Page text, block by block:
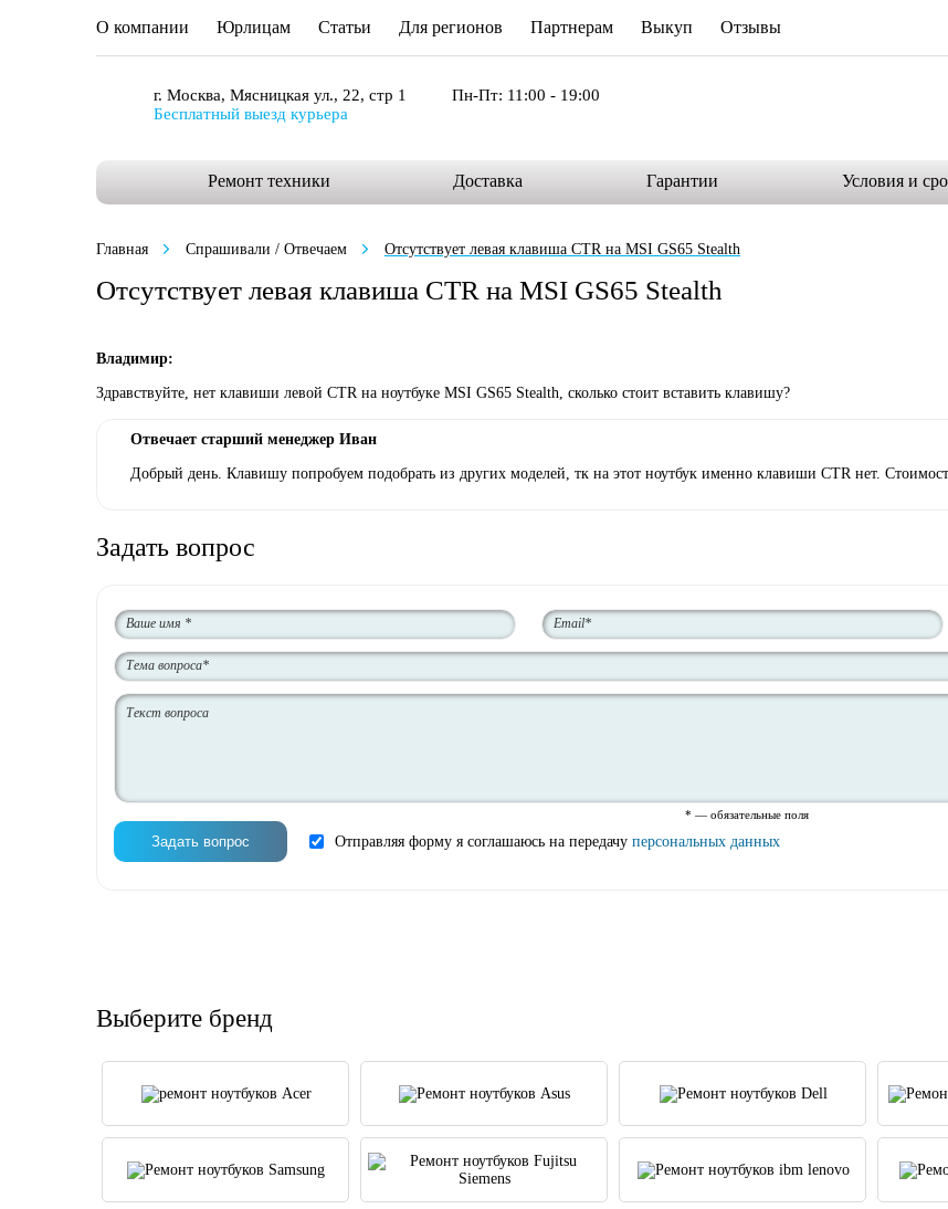
О компании Юрлицам Статьи Для регионов Партнерам Выкуп Отзывы
г. Москва, Мясницкая ул., 22, стр 1
Пн-Пт: 11:00 - 19:00
Бесплатный выезд курьера
Ремонт техники Доставка Гарантии Условия и
Главная Спрашивали / Отвечаем Отсутствует левая клавиша CTR на MSI GS65 Stealth
Отсутствует левая клавиша CTR на MSI GS65 Stealth
Владимир:
Здравствуйте, нет клавиши левой CTR на ноутбуке MSI GS65 Stealth, сколько стоит вставить клавишу?
Отвечает старший менеджер Иван
Добрый день. Клавишу попробуем подобрать из других моделей, тк на этот ноутбук именно клавиши CTR нет.
Задать вопрос
* — обязательные поля
Отправляя форму я соглашаюсь на передачу персональных данных
Выберите бренд